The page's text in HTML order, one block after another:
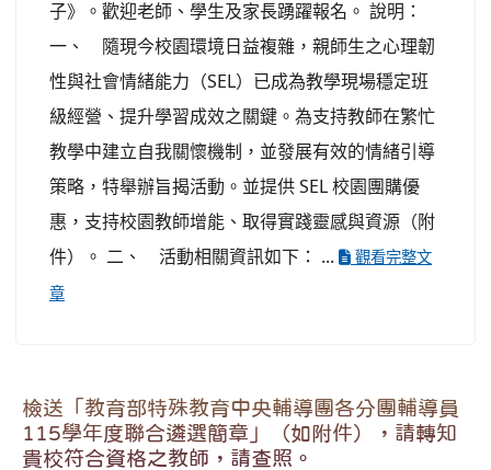
子》。歡迎老師、學生及家長踴躍報名。 說明：
一、 隨現今校園環境日益複雜，親師生之心理韌
性與社會情緒能力（SEL）已成為教學現場穩定班
級經營、提升學習成效之關鍵。為支持教師在繁忙
教學中建立自我關懷機制，並發展有效的情緒引導
策略，特舉辦旨揭活動。並提供 SEL 校園團購優
惠，支持校園教師增能、取得實踐靈感與資源（附
件）。 二、 活動相關資訊如下： ...
觀看完整文
章
檢送「教育部特殊教育中央輔導團各分團輔導員
115學年度聯合遴選簡章」（如附件），請轉知
貴校符合資格之教師，請查照。